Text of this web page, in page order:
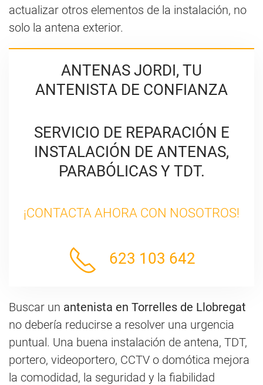
actualizar otros elementos de la instalación, no
solo la antena exterior.
ANTENAS JORDI, TU
ANTENISTA DE CONFIANZA
SERVICIO DE REPARACIÓN E
INSTALACIÓN DE ANTENAS,
PARABÓLICAS Y TDT.
¡CONTACTA AHORA CON NOSOTROS!
623 103 642
Buscar un antenista en Torrelles de Llobregat
no debería reducirse a resolver una urgencia
puntual. Una buena instalación de antena, TDT,
portero, videoportero, CCTV o domótica mejora
la comodidad, la seguridad y la fiabilidad